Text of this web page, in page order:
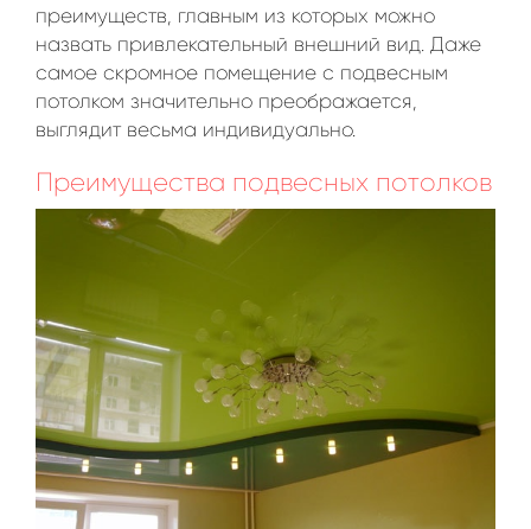
преимуществ, главным из которых можно
назвать привлекательный внешний вид. Даже
самое скромное помещение с подвесным
потолком значительно преображается,
выглядит весьма индивидуально.
Преимущества подвесных потолков